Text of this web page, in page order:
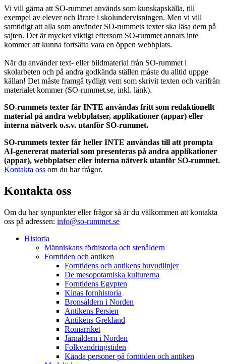
Vi vill gärna att SO-rummet används som kunskapskälla, till
exempel av elever och lärare i skolundervisningen. Men vi vill
samtidigt att alla som använder SO-rummets texter ska läsa dem på
sajten. Det är mycket viktigt eftersom SO-rummet annars inte
kommer att kunna fortsätta vara en öppen webbplats.
När du använder text- eller bildmaterial från SO-rummet i
skolarbeten och på andra godkända ställen måste du alltid uppge
källan! Det måste framgå tydligt vem som skrivit texten och varifrån
materialet kommer (SO-rummet.se, inkl. länk).
SO-rummets texter får INTE användas fritt som redaktionellt
material på andra webbplatser, applikationer (appar) eller
interna nätverk o.s.v. utanför SO-rummet.
SO-rummets texter får heller INTE användas till att prompta
AI-genererat material som presenteras på andra applikationer
(appar), webbplatser eller interna nätverk utanför SO-rummet.
Kontakta oss om du har frågor.
Kontakta oss
Om du har synpunkter eller frågor så är du välkommen att kontakta
oss på adressen: info@so-rummet.se
Historia
Människans förhistoria och stenåldern
Forntiden och antiken
Forntidens och antikens huvudlinjer
De mesopotamiska kulturerna
Forntidens Egypten
Kinas fornhistoria
Bronsåldern i Norden
Antikens Persien
Antikens Grekland
Romarriket
Järnåldern i Norden
Folkvandringstiden
Kända personer på forntiden och antiken